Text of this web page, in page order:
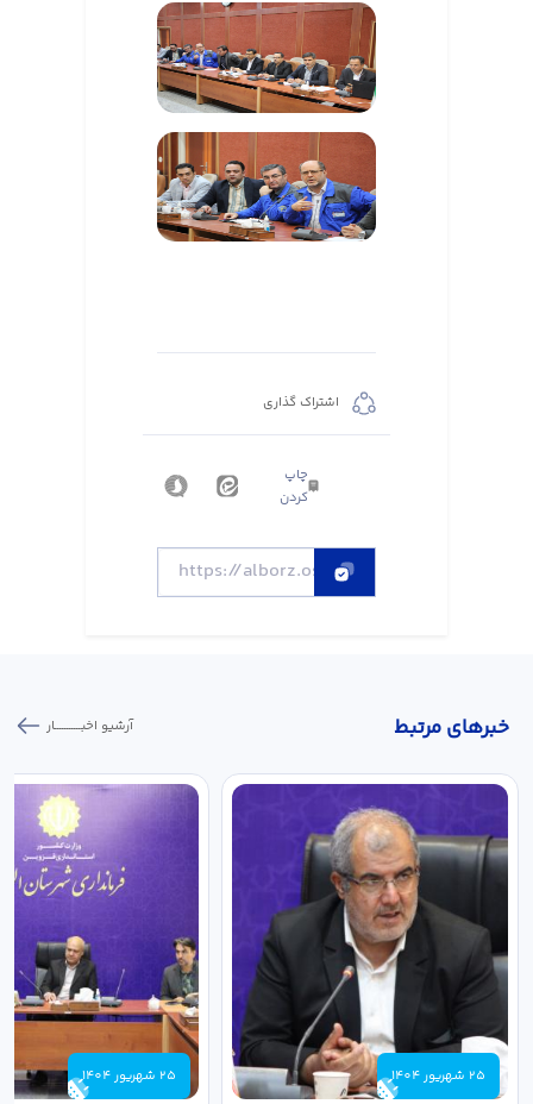
اشتراک گذاری
چاپ
کردن
خبر‌های مرتبط آرشیو اخبـــــــــــار
25 شهریور 1404 25 شهریور 1404